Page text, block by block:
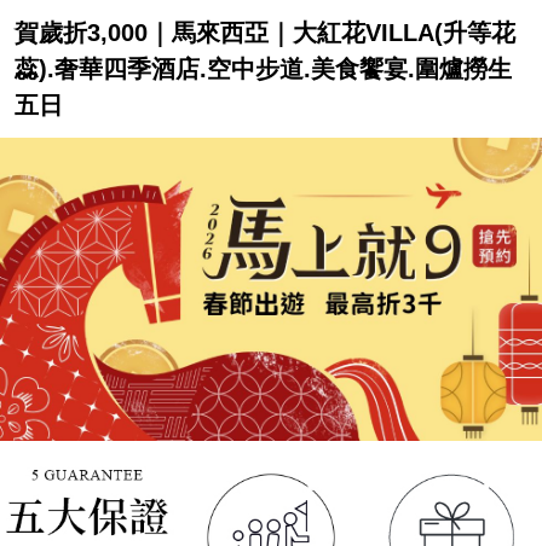
賀歲折3,000｜馬來西亞｜大紅花VILLA(升等花
蕊).奢華四季酒店.空中步道.美食饗宴.圍爐撈生
五日